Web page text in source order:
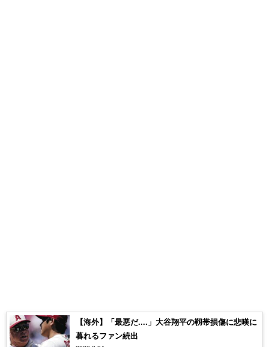
【海外】「最悪だ....」大谷翔平の靱帯損傷に悲嘆に
暮れるファン続出